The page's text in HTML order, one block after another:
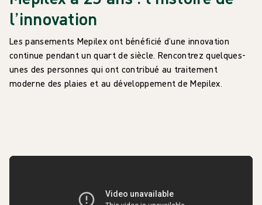
l’innovation
Les pansements Mepilex ont bénéficié d’une innovation
continue pendant un quart de siècle. Rencontrez quelques-
unes des personnes qui ont contribué au traitement
moderne des plaies et au développement de Mepilex.